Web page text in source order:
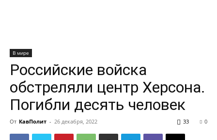
В мире
Российские войска
обстреляли центр Херсона.
Погибли десять человек
От КавПолит - 26 декабря, 2022 0
33